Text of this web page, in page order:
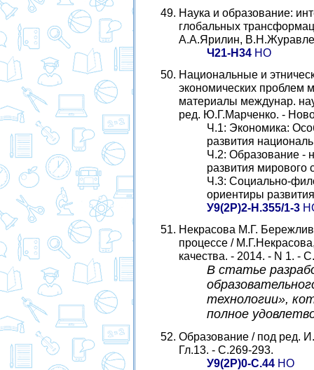
Наука и образование:
глобальных
А.А.Ярилин,
Ч21-Н34НО
Национальные и
экономических проблем
материалы междунар.
ред. Ю.Г.Марченко. -
Ч.1: Экономика:
развития
Ч.2: Образование -
развития мирового
Ч.3: Социально-
ориентиры
У9(2Р)2-Н.355/1-3
Некрасова М.Г.
процессе /
качества. - 2014. - N 1. -
В статье
технологии»,
полное
Образование / под ред.
Гл.13. - С.269-293.
У9(2Р)0-С.44НО